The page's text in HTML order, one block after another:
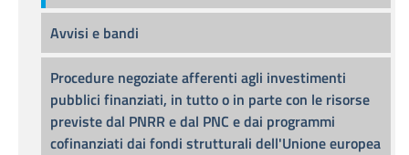
Avvisi e bandi
Procedure negoziate afferenti agli investimenti
pubblici finanziati, in tutto o in parte con le risorse
previste dal PNRR e dal PNC e dai programmi
cofinanziati dai fondi strutturali dell'Unione europea